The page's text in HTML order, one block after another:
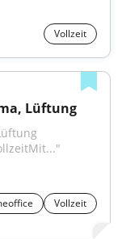
Vollzeit
Lüftung
Vollzeit